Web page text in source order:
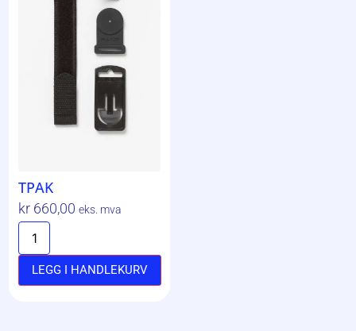
TPAK
kr 660,00 eks. mva
LEGG I HANDLEKURV